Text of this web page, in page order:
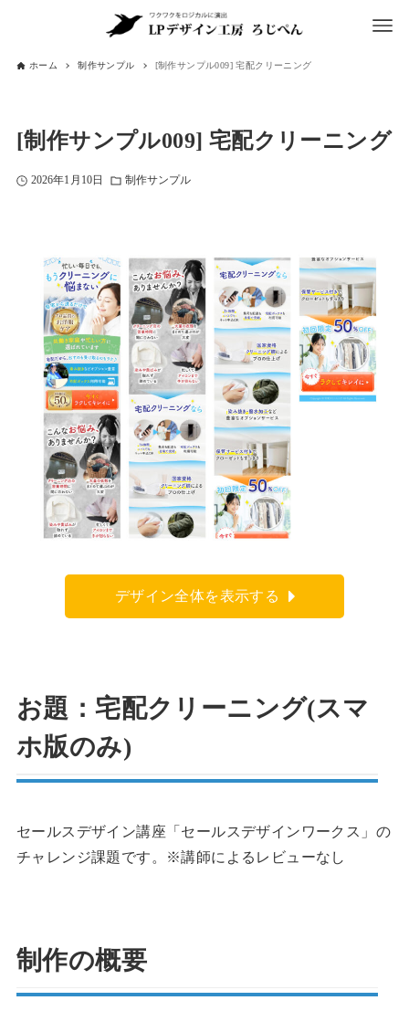
ホーム 制作サンプル [制作サンプル009] 宅配クリーニング
[制作サンプル009] 宅配クリーニング
2026年1月10日 制作サンプル
デザイン全体を表示する
お題：宅配クリーニング(スマ
ホ版のみ)
セールスデザイン講座「セールスデザインワークス」の
チャレンジ課題です。※講師によるレビューなし
制作の概要